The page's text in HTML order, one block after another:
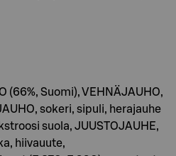
(66%, Suomi), VEHNÄJAUHO,
sokeri, sipuli, herajauhe
suola, JUUSTOJAUHE,
hiivauute,